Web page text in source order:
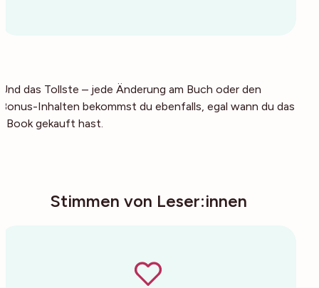
Und das Tollste – jede Änderung am Buch oder den
Bonus-Inhalten bekommst du ebenfalls, egal wann du das
eBook gekauft hast.
Stimmen von Leser:innen